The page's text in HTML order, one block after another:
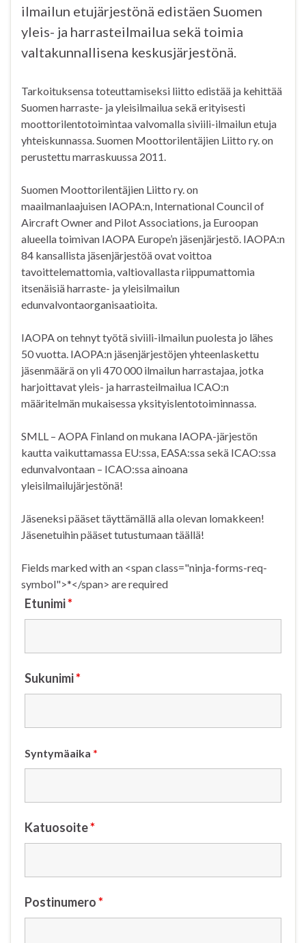
ilmailun etujärjestönä edistäen Suomen
yleis- ja harrasteilmailua sekä toimia
valtakunnallisena keskusjärjestönä.
Tarkoituksensa toteuttamiseksi liitto edistää ja kehittää
Suomen harraste- ja yleisilmailua sekä erityisesti
moottorilentotoimintaa valvomalla siviili-ilmailun etuja
yhteiskunnassa. Suomen Moottorilentäjien Liitto ry. on
perustettu marraskuussa 2011.
Suomen Moottorilentäjien Liitto ry. on
maailmanlaajuisen IAOPA:n, International Council of
Aircraft Owner and Pilot Associations, ja Euroopan
alueella toimivan IAOPA Europe’n jäsenjärjestö. IAOPA:n
84 kansallista jäsenjärjestöä ovat voittoa
tavoittelemattomia, valtiovallasta riippumattomia
itsenäisiä harraste- ja yleisilmailun
edunvalvontaorganisaatioita.
IAOPA on tehnyt työtä siviili-ilmailun puolesta jo lähes
50 vuotta. IAOPA:n jäsenjärjestöjen yhteenlaskettu
jäsenmäärä on yli 470 000 ilmailun harrastajaa, jotka
harjoittavat yleis- ja harrasteilmailua ICAO:n
määritelmän mukaisessa yksityislentotoiminnassa.
SMLL – AOPA Finland on mukana IAOPA-järjestön
kautta vaikuttamassa EU:ssa, EASA:ssa sekä ICAO:ssa
edunvalvontaan – ICAO:ssa ainoana
yleisilmailujärjestönä!
Jäseneksi pääset täyttämällä alla olevan lomakkeen!
Jäsenetuihin pääset tutustumaan täällä!
Fields marked with an <span class="ninja-forms-req-
symbol">*</span> are required
Etunimi*
Sukunimi*
Syntymäaika *
Katuosoite*
Postinumero*